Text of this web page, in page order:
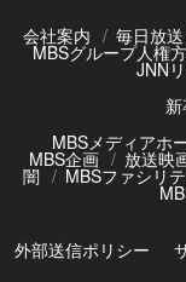
会社案内 毎日放
MBSグループ人権
JNN
MBSメディアホ
MBS企画 放送映
闇 MBSファシリ
外部送信ポリシー